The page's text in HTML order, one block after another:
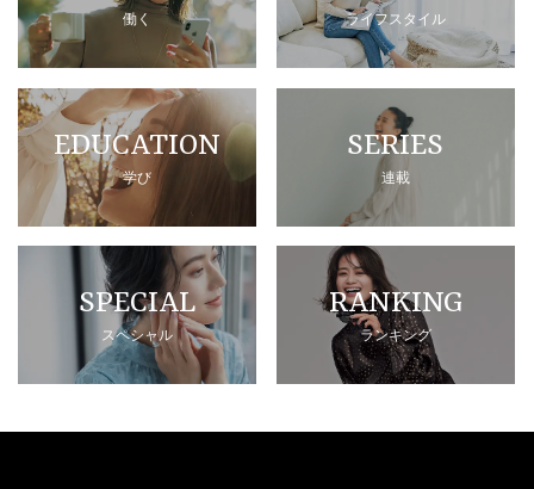
働く ライフスタイル
EDUCATION
学び
SERIES
連載
SPECIAL
スペシャル
RANKING
ランキング